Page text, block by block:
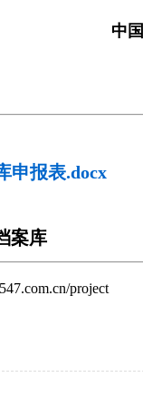
中国
申报表.docx
案库
project